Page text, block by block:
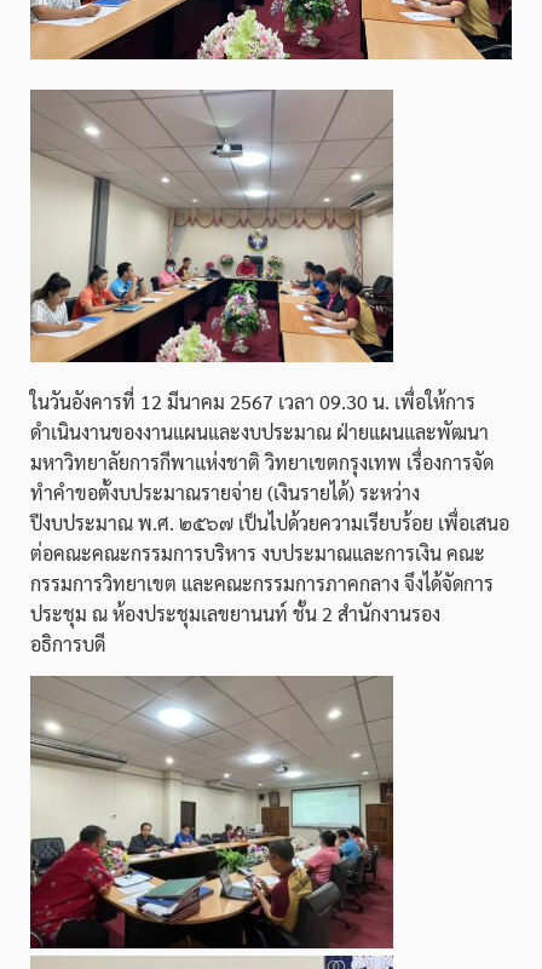
ในวันอังคารที่ 12 มีนาคม 2567 เวลา 09.30 น. เพื่อให้การ
ดำเนินงานของงานแผนและงบประมาณ ฝ่ายแผนและพัฒนา
มหาวิทยาลัยการกีพาแห่งชาติ วิทยาเขตกรุงเทพ เรื่องการจัด
ทำคำขอตั้งบประมาณรายจ่าย (เงินรายได้) ระหว่าง
ปีงบประมาณ พ.ศ. ๒๕๖๗ เป็นไปด้วยความเรียบร้อย เพื่อเสนอ
ต่อคณะคณะกรรมการบริหาร งบประมาณและการเงิน คณะ
กรรมการวิทยาเขต และคณะกรรมการภาคกลาง จึงได้จัดการ
ประชุม ณ ห้องประชุมเลขยานนท์ ชั้น 2 สำนักงานรอง
อธิการบดี